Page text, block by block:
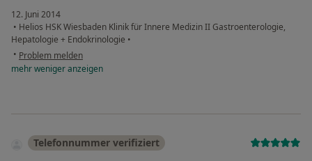
12. Juni 2014
• Helios HSK Wiesbaden Klinik für Innere Medizin II Gastroenterologie,
Hepatologie + Endokrinologie •
• Problem melden
mehrwenigeranzeigen
Telefonnummer verifiziert